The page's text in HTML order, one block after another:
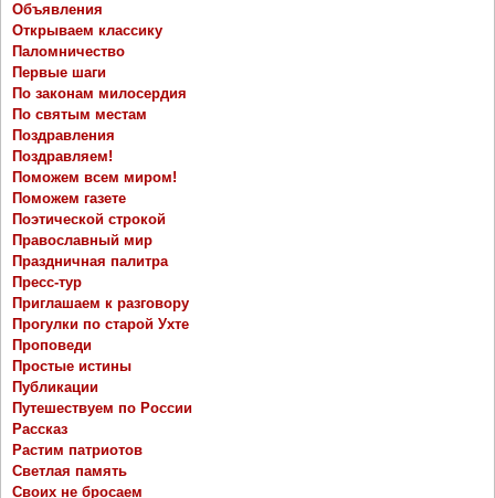
Объявления
Открываем классику
Паломничество
Первые шаги
По законам милосердия
По святым местам
Поздравления
Поздравляем!
Поможем всем миром!
Поможем газете
Поэтической строкой
Православный мир
Праздничная палитра
Пресс-тур
Приглашаем к разговору
Прогулки по старой Ухте
Проповеди
Простые истины
Публикации
Путешествуем по России
Рассказ
Растим патриотов
Светлая память
Своих не бросаем